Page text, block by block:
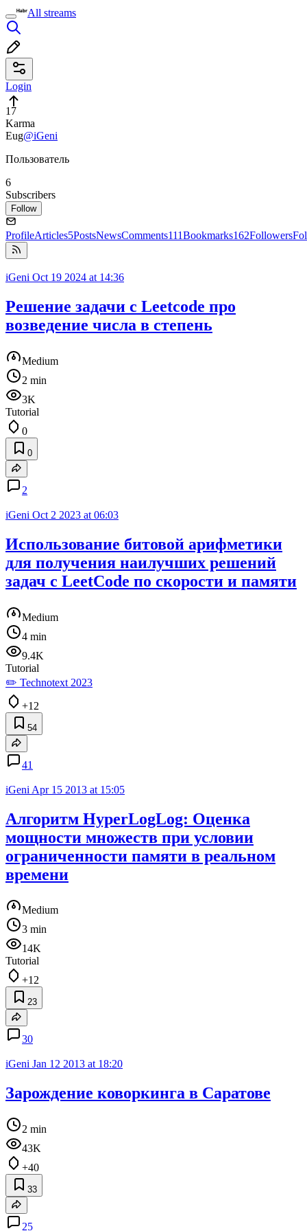
All streams
Login
17
Karma
Eug@iGeni
Пользователь
6
Subscribers
Follow
ProfileArticles5PostsNewsComments111Bookmarks162Followers
iGeni Oct 19 2024 at 14:36
Решение задачи с Leetcode про
возведение числа в степень
Medium
2 min
3K
Tutorial
0
0
2
iGeni Oct 2 2023 at 06:03
Использование битовой арифметики
для получения наилучших решений
задач с LeetCode по скорости и памяти
Medium
4 min
9.4K
Tutorial
✏️ Technotext 2023
+12
54
41
iGeni Apr 15 2013 at 15:05
Алгоритм HyperLogLog: Оценка
мощности множеств при условии
ограниченности памяти в реальном
времени
Medium
3 min
14K
Tutorial
+12
23
30
iGeni Jan 12 2013 at 18:20
Зарождение коворкинга в Саратове
2 min
43K
+40
33
25